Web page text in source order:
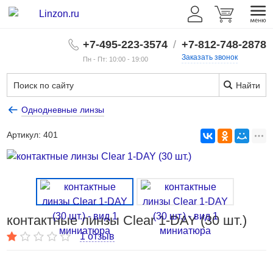
+7-495-223-3574
Пн - Пт: 10:00 - 19:00
/ +7-812-748-2878
Заказать звонок
Найти
Однодневные линзы
Артикул:401
контактные линзы Clear 1-DAY (30 шт.)
1 отзыв